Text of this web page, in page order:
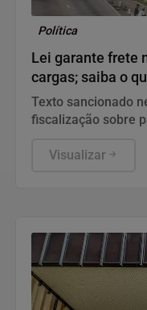
Política
Lei garante frete
cargas; saiba o
Texto sancionado
fiscalização sobre
Visualizar